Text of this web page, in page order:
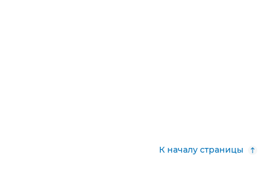
К началу страницы